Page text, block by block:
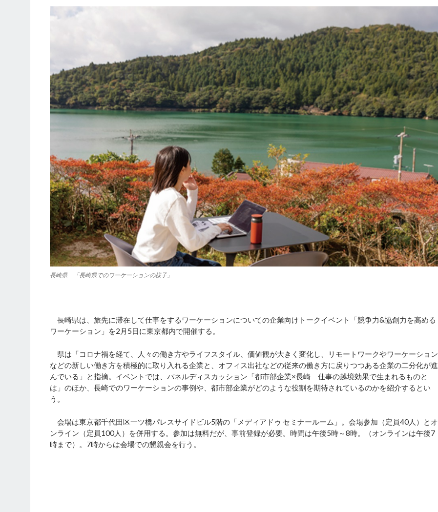
長崎県 「長崎県でのワーケーションの様子」
長崎県は、旅先に滞在して仕事をするワーケーションについての企業向けトークイベント「競争力&協創力を高める
ワーケーション」を2月5日に東京都内で開催する。
県は「コロナ禍を経て、人々の働き方やライフスタイル、価値観が大きく変化し、リモートワークやワーケーション
などの新しい働き方を積極的に取り入れる企業と、オフィス出社などの従来の働き方に戻りつつある企業の二分化が進
んでいる」と指摘。イベントでは、パネルディスカッション「都市部企業×長崎 仕事の越境効果で生まれるものと
は」のほか、長崎でのワーケーションの事例や、都市部企業がどのような役割を期待されているのかを紹介するとい
う。
会場は東京都千代田区一ツ橋パレスサイドビル5階の「メディアドゥ セミナールーム」。会場参加（定員40人）とオ
ンライン（定員100人）を併用する。参加は無料だが、事前登録が必要。時間は午後5時～8時。（オンラインは午後7
時まで）。7時からは会場での懇親会を行う。